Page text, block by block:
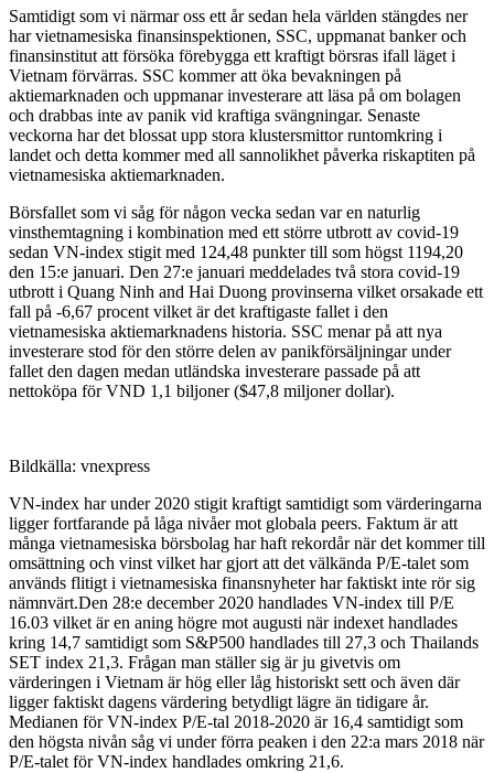
Samtidigt som vi närmar oss ett år sedan hela världen stängdes ner
har vietnamesiska finansinspektionen, SSC, uppmanat banker och
finansinstitut att försöka förebygga ett kraftigt börsras ifall läget i
Vietnam förvärras. SSC kommer att öka bevakningen på
aktiemarknaden och uppmanar investerare att läsa på om bolagen
och drabbas inte av panik vid kraftiga svängningar. Senaste
veckorna har det blossat upp stora klustersmittor runtomkring i
landet och detta kommer med all sannolikhet påverka riskaptiten på
vietnamesiska aktiemarknaden.
Börsfallet som vi såg för någon vecka sedan var en naturlig
vinsthemtagning i kombination med ett större utbrott av covid-19
sedan VN-index stigit med 124,48 punkter till som högst 1194,20
den 15:e januari. Den 27:e januari meddelades två stora covid-19
utbrott i Quang Ninh and Hai Duong provinserna vilket orsakade ett
fall på -6,67 procent vilket är det kraftigaste fallet i den
vietnamesiska aktiemarknadens historia. SSC menar på att nya
investerare stod för den större delen av panikförsäljningar under
fallet den dagen medan utländska investerare passade på att
nettoköpa för VND 1,1 biljoner ($47,8 miljoner dollar).
Bildkälla: vnexpress
VN-index har under 2020 stigit kraftigt samtidigt som värderingarna
ligger fortfarande på låga nivåer mot globala peers. Faktum är att
många vietnamesiska börsbolag har haft rekordår när det kommer till
omsättning och vinst vilket har gjort att det välkända P/E-talet som
används flitigt i vietnamesiska finansnyheter har faktiskt inte rör sig
nämnvärt.Den 28:e december 2020 handlades VN-index till P/E
16.03 vilket är en aning högre mot augusti när indexet handlades
kring 14,7 samtidigt som S&P500 handlades till 27,3 och Thailands
SET index 21,3. Frågan man ställer sig är ju givetvis om
värderingen i Vietnam är hög eller låg historiskt sett och även där
ligger faktiskt dagens värdering betydligt lägre än tidigare år.
Medianen för VN-index P/E-tal 2018-2020 är 16,4 samtidigt som
den högsta nivån såg vi under förra peaken i den 22:a mars 2018 när
P/E-talet för VN-index handlades omkring 21,6.